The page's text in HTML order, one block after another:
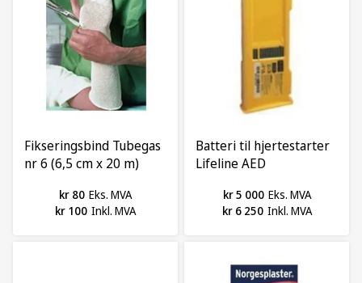
Fikseringsbind Tubegas
nr 6 (6,5 cm x 20 m)
kr 80 Eks. MVA
kr 100 Inkl. MVA
Batteri til hjertestarter
Lifeline AED
kr 5 000 Eks. MVA
kr 6 250 Inkl. MVA